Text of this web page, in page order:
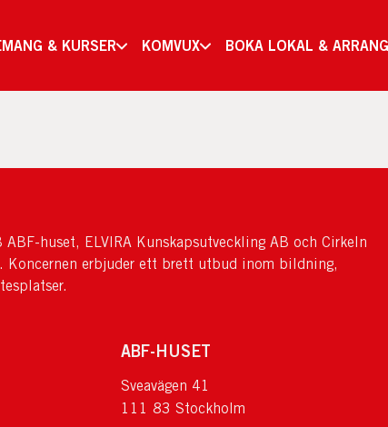
& KURSER KOMVUX BOKA LOKAL &
huset, ELVIRA Kunskapsutveckling AB och Cirkeln
Koncernen erbjuder ett brett utbud inom bildning,
ABF-HUSET
Sveavägen 41
111 83 Stockholm